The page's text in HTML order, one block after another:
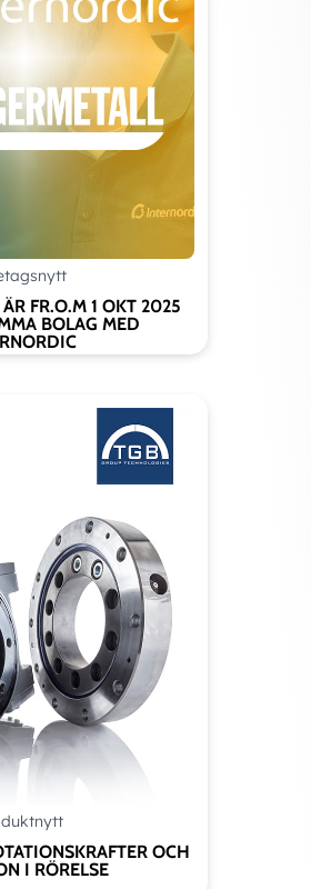
FR.O.M 1 OKT 2025
BOLAG MED
OCH
I RÖRELSE